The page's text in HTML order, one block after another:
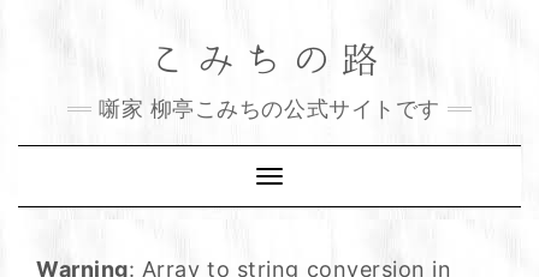
こみちの路
噺家 柳亭こみちの公式サイトです
Toggle
Navigation
Warning: Array to string conversion in